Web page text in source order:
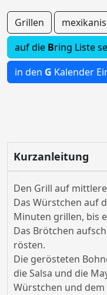
Grillen
auf die Bring Liste
in den G Kalender
Kurzanleitung
Den Grill auf
Das Würstchen auf
Minuten grillen, bis
Das Brötchen
rösten.
Die gerösteten
die Salsa und die
Würstchen und